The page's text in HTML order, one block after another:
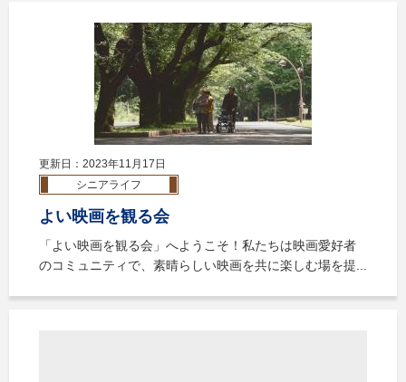
更新日：2023年11月17日
シニアライフ
よい映画を観る会
「よい映画を観る会」へようこそ！私たちは映画愛好者
のコミュニティで、素晴らしい映画を共に楽しむ場を提...